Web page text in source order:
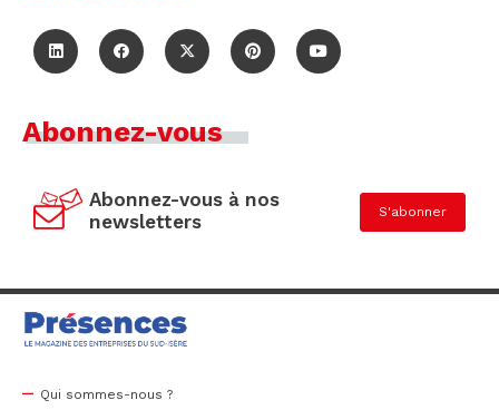
Abonnez-vous
Abonnez-vous à nos
newsletters
S'abonner
Qui sommes-nous ?